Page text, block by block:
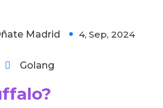
1
Madrid 4, Sep, 2024
Golang